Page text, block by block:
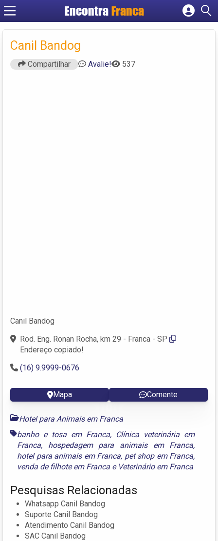
Encontra Franca
Cadastrar empresa
Canil Bandog
Compartilhar Avalie! 537
Canil Bandog
Rod. Eng. Ronan Rocha, km 29 - Franca - SP
Endereço copiado!
(16) 9.9999-0676
Mapa Comente
Hotel para Animais em Franca
banho e tosa em Franca, Clínica veterinária em
Franca, hospedagem para animais em Franca,
hotel para animais em Franca, pet shop em Franca,
venda de filhote em Franca e Veterinário em Franca
Pesquisas Relacionadas
Whatsapp Canil Bandog
Suporte Canil Bandog
Atendimento Canil Bandog
SAC Canil Bandog